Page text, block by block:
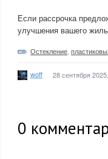
Если рассрочка
улучшения вашего
Остекление
woff 28 сентября
0